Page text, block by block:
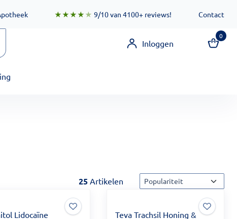
★★★★ ★ 9/10 van 4100+ reviews! Contact
Inloggen
0
25Artikelen Sorteermethode
Lidocaïne
Teva Trachsil Honing &